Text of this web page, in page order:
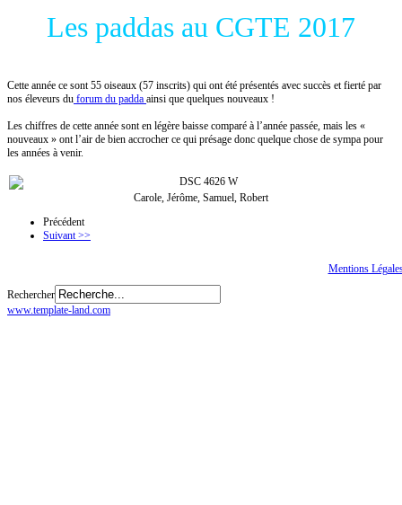
Les paddas au CGTE 2017
Cette année ce sont 55 oiseaux (57 inscrits) qui ont été présentés avec succès et fierté par
nos éleveurs du forum du padda ainsi que quelques nouveaux !
Les chiffres de cette année sont en légère baisse comparé à l’année passée, mais les «
nouveaux » ont l’air de bien accrocher ce qui présage donc quelque chose de sympa pour
les années à venir.
Carole, Jérôme, Samuel, Robert
Précédent
Suivant >>
Mentions
Rechercher
www.template-land.com